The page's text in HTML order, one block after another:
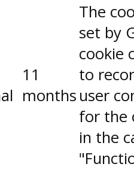
11
months
The
set by
cookie
to
user
for the
in the